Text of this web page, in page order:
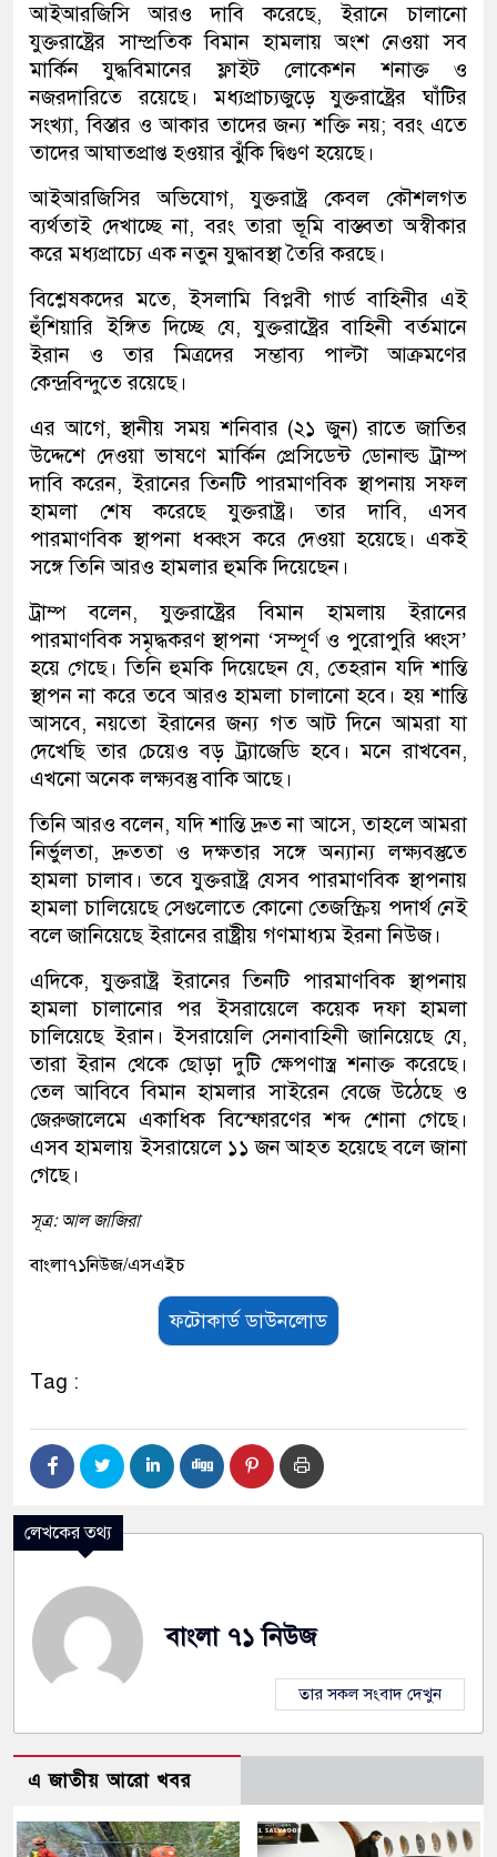
আইআরজিসি আরও দাবি করেছে, ইরানে চালানো
যুক্তরাষ্ট্রের সাম্প্রতিক বিমান হামলায় অংশ নেওয়া সব
মার্কিন যুদ্ধবিমানের ফ্লাইট লোকেশন শনাক্ত ও
নজরদারিতে রয়েছে। মধ্যপ্রাচ্যজুড়ে যুক্তরাষ্ট্রের ঘাঁটির
সংখ্যা, বিস্তার ও আকার তাদের জন্য শক্তি নয়; বরং এতে
তাদের আঘাতপ্রাপ্ত হওয়ার ঝুঁকি দ্বিগুণ হয়েছে।
আইআরজিসির অভিযোগ, যুক্তরাষ্ট্র কেবল কৌশলগত
ব্যর্থতাই দেখাচ্ছে না, বরং তারা ভূমি বাস্তবতা অস্বীকার
করে মধ্যপ্রাচ্যে এক নতুন যুদ্ধাবস্থা তৈরি করছে।
বিশ্লেষকদের মতে, ইসলামি বিপ্লবী গার্ড বাহিনীর এই
হুঁশিয়ারি ইঙ্গিত দিচ্ছে যে, যুক্তরাষ্ট্রের বাহিনী বর্তমানে
ইরান ও তার মিত্রদের সম্ভাব্য পাল্টা আক্রমণের
কেন্দ্রবিন্দুতে রয়েছে।
এর আগে, স্থানীয় সময় শনিবার (২১ জুন) রাতে জাতির
উদ্দেশে দেওয়া ভাষণে মার্কিন প্রেসিডেন্ট ডোনাল্ড ট্রাম্প
দাবি করেন, ইরানের তিনটি পারমাণবিক স্থাপনায় সফল
হামলা শেষ করেছে যুক্তরাষ্ট্র। তার দাবি, এসব
পারমাণবিক স্থাপনা ধব্বংস করে দেওয়া হয়েছে। একই
সঙ্গে তিনি আরও হামলার হুমকি দিয়েছেন।
ট্রাম্প বলেন, যুক্তরাষ্ট্রের বিমান হামলায় ইরানের
পারমাণবিক সমৃদ্ধকরণ স্থাপনা ‌‘সম্পূর্ণ ও পুরোপুরি ধ্বংস’
হয়ে গেছে। তিনি হুমকি দিয়েছেন যে, তেহরান যদি শান্তি
স্থাপন না করে তবে আরও হামলা চালানো হবে। হয় শান্তি
আসবে, নয়তো ইরানের জন্য গত আট দিনে আমরা যা
দেখেছি তার চেয়েও বড় ট্র্যাজেডি হবে। মনে রাখবেন,
এখনো অনেক লক্ষ্যবস্তু বাকি আছে।
তিনি আরও বলেন, যদি শান্তি দ্রুত না আসে, তাহলে আমরা
নির্ভুলতা, দ্রুততা ও দক্ষতার সঙ্গে অন্যান্য লক্ষ্যবস্তুতে
হামলা চালাব। তবে যুক্তরাষ্ট্র যেসব পারমাণবিক স্থাপনায়
হামলা চালিয়েছে সেগুলোতে কোনো তেজস্ক্রিয় পদার্থ নেই
বলে জানিয়েছে ইরানের রাষ্ট্রীয় গণমাধ্যম ইরনা নিউজ।
এদিকে, যুক্তরাষ্ট্র ইরানের তিনটি পারমাণবিক স্থাপনায়
হামলা চালানোর পর ইসরায়েলে কয়েক দফা হামলা
চালিয়েছে ইরান। ইসরায়েলি সেনাবাহিনী জানিয়েছে যে,
তারা ইরান থেকে ছোড়া দুটি ক্ষেপণাস্ত্র শনাক্ত করেছে।
তেল আবিবে বিমান হামলার সাইরেন বেজে উঠেছে ও
জেরুজালেমে একাধিক বিস্ফোরণের শব্দ শোনা গেছে।
এসব হামলায় ইসরায়েলে ১১ জন আহত হয়েছে বলে জানা
গেছে।
সূত্র: আল জাজিরা
বাংলা৭১নিউজ/এসএইচ
ফটোকার্ড ডাউনলোড
Tag :
লেখকের তথ্য
বাংলা ৭১ নিউজ
তার সকল সংবাদ দেখুন
এ জাতীয় আরো খবর